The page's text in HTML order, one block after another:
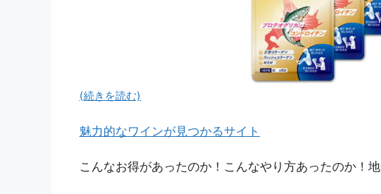
(続きを読む)
魅力的なワインが見つかるサイト
こんなお得があったのか！こんなやり方あったのか！